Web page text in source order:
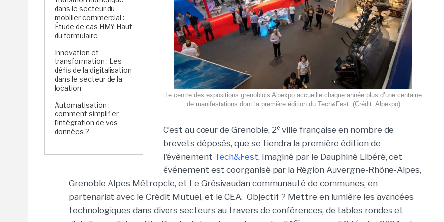
dans le secteur du
mobilier commercial :
Étude de cas HMY Haut
du formulaire
Innovation et
transformation : Les
défis de la digitalisation
dans le secteur de la
location
Automatisation :
comment simplifier
l'intégration de vos
données ?
Le centre des expositions grenoblois Alpexpo accueille chaque année plus d’une centaine
de manifestations dont la première édition du Tech&Fest. (Crédit: Alpexpo)
C’est au cœur de Grenoble, 2e ville française en nombre de
brevets déposés, que se tiendra la première édition de
l'évènement Tech&Fest. Imaginé par le Dauphiné Libéré, cet
événement est coorganisé par la Région Auvergne-Rhône-Alpes,
Grenoble Alpes Métropole, et Le Grésivaudan communauté de communes, en
partenariat avec le Crédit Mutuel, et le CEA. Objectif ? Mettre en lumière les avancées
technologiques dans divers secteurs au travers de conférences, de tables rondes et